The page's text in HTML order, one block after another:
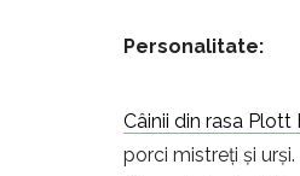
Personalitate:
Câinii din rasa Plott
porci mistreți și